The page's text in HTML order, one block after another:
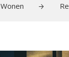
Wonen